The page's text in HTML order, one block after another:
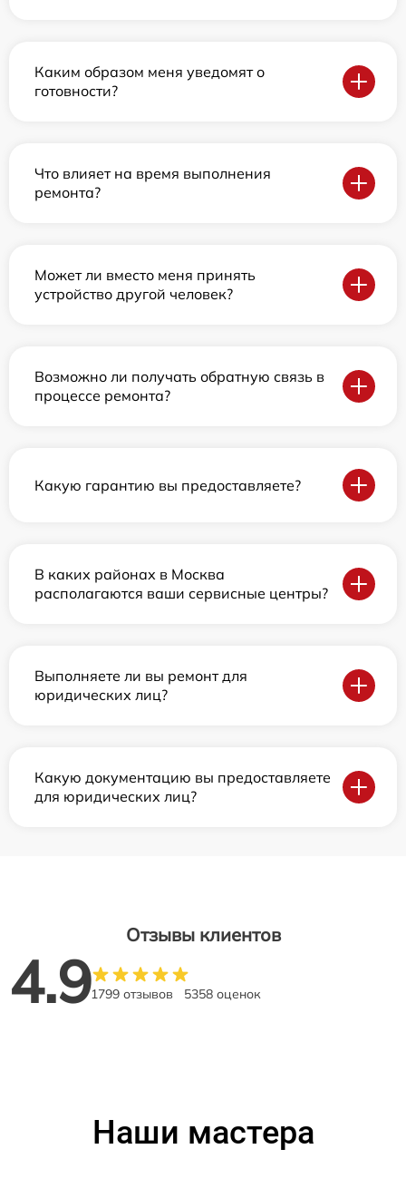
Каким образом меня уведомят о
готовности?
Что влияет на время выполнения
ремонта?
Может ли вместо меня принять
устройство другой человек?
Возможно ли получать обратную связь в
процессе ремонта?
Какую гарантию вы предоставляете?
В каких районах в Москва
располагаются ваши сервисные центры?
Выполняете ли вы ремонт для
юридических лиц?
Какую документацию вы предоставляете
для юридических лиц?
Отзывы клиентов
4.91799 отзывов 5358 оценок
Наши мастера